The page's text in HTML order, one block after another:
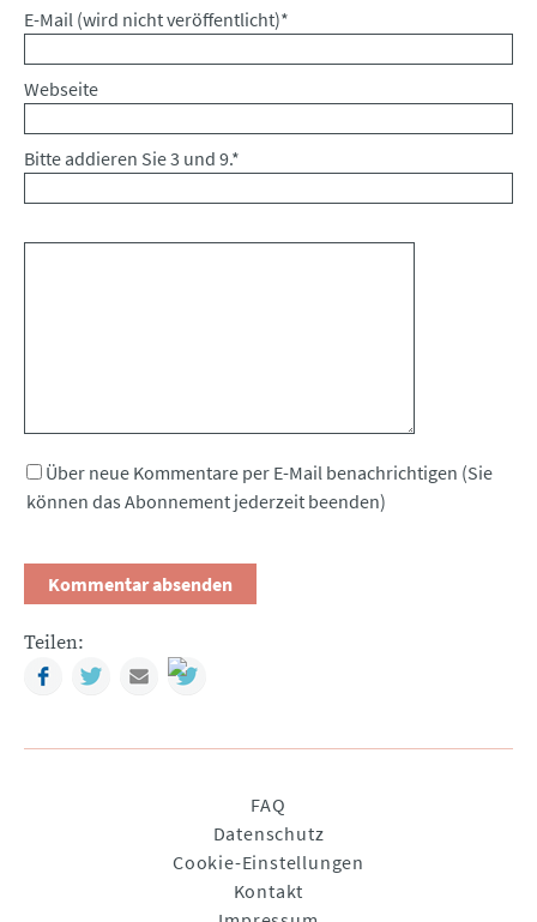
Pflichtfeld
E-Mail (wird nicht veröffentlicht)*
Webseite
Bitte addieren Sie 3 und 9.*
Über neue Kommentare per E-Mail benachrichtigen (Sie
können das Abonnement jederzeit beenden)
Teilen:
FacebookTwitterMail
FAQ
Datenschutz
Cookie-Einstellungen
Kontakt